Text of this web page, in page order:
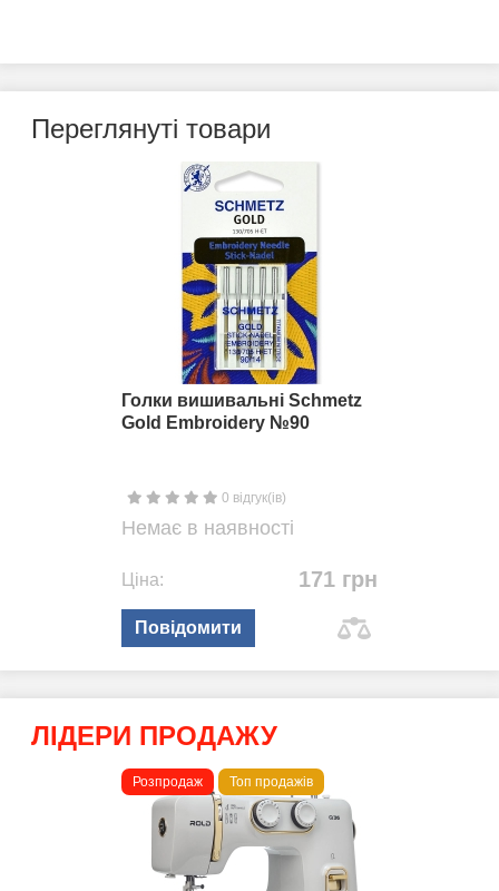
Переглянуті товари
Голки вишивальні Schmetz
Gold Embroidery №90
0 відгук(ів)
Немає в наявності
Ціна: 171 грн
Повідомити
ЛІДЕРИ ПРОДАЖУ
Розпродаж Топ продажів